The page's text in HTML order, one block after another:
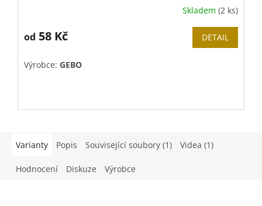
Skladem (2 ks)
od 58 Kč DETAIL
Výrobce: GEBO
Varianty Popis Související soubory (1) Videa (1)
Hodnocení Diskuze Výrobce